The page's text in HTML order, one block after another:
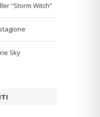
“Storm Witch”
Sky